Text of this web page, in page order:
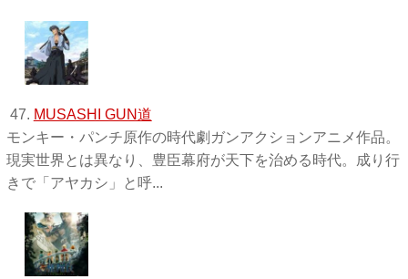
47. MUSASHI GUN道
モンキー・パンチ原作の時代劇ガンアクションアニメ作品。
現実世界とは異なり、豊臣幕府が天下を治める時代。成り行
きで「アヤカシ」と呼...